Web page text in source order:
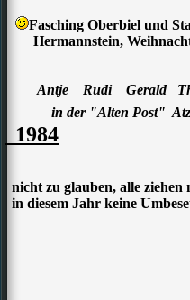
Fasching Oberbiel und
Hermannstein,
Antje Rudi Gerald
in der "Alten Post"
1984
nicht zu glauben, alle ziehen
in diesem Jahr keine